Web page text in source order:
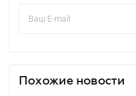
Похожие новости